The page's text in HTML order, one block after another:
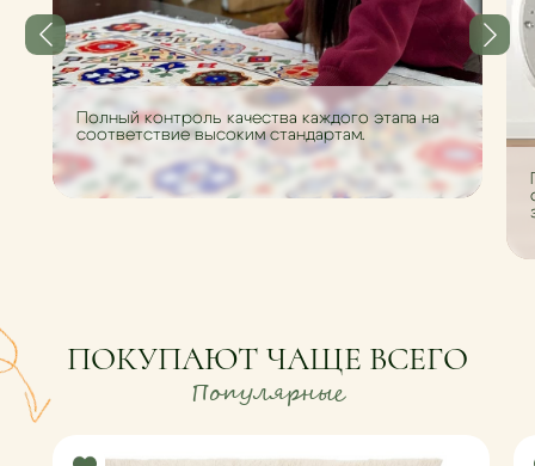
Полный контроль качества каждого этапа на
соответствие высоким стандартам.
Популярные
ПОКУПАЮТ ЧАЩЕ ВСЕГО